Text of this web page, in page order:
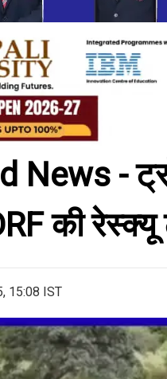
-
की
15:08 IST